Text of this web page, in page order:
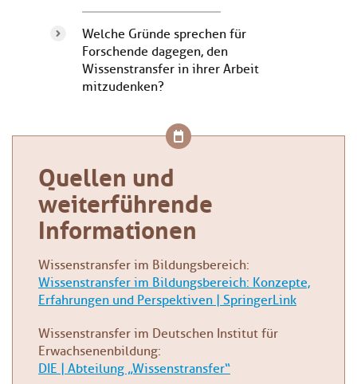
Welche Gründe sprechen für
Forschende dagegen, den
Wissenstransfer in ihrer Arbeit
mitzudenken?
Quellen und
weiterführende
Informationen
Wissenstransfer im Bildungsbereich:
Wissenstransfer im Bildungsbereich: Konzepte,
Erfahrungen und Perspektiven | SpringerLink
Wissenstransfer im Deutschen Institut für
Erwachsenenbildung:
DIE | Abteilung „Wissenstransfer“